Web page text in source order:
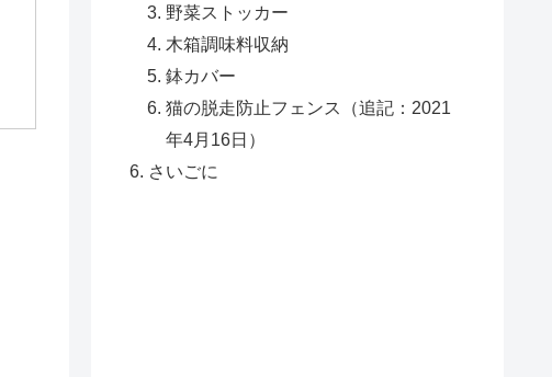
野菜ストッカー
木箱調味料収納
鉢カバー
猫の脱走防止フェンス（追記：2021
年4月16日）
さいごに